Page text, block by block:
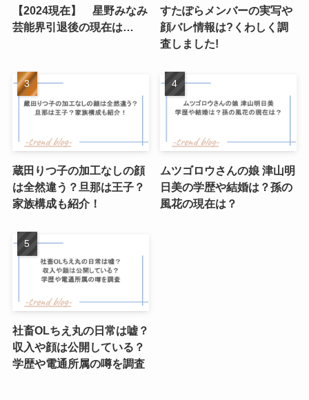
【2024現在】 星野みなみ
芸能界引退後の現在は…
すたぽらメンバーの実写や
顔バレ情報は?くわしく調
査しました!
蔵田りつ子の加工なしの顔
は全然違う？旦那は王子？
家族構成も紹介！
ムツゴロウさんの娘 津山明
日美の学歴や結婚は？孫の
風花の現在は？
社畜OLちえ丸の日常は嘘？
収入や顔は公開している？
学歴や電通所属の噂を調査